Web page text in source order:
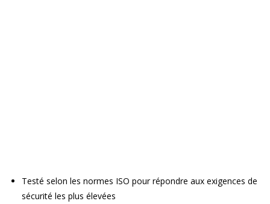
Testé selon les normes ISO pour répondre aux exigences de
sécurité les plus élevées